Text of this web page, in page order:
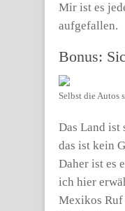
Mir ist es
aufgefallen.
Bonus:
Selbst die Autos
Das Land ist
das ist kein
Daher ist es
ich hier
Mexikos Ruf